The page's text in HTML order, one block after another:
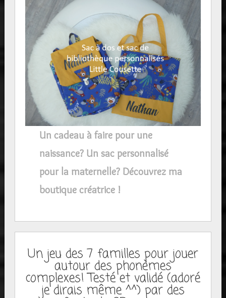
Un cadeau à faire pour une
naissance? Un sac personnalisé
pour la maternelle? Découvrez ma
boutique créatrice !
Un jeu des 7 familles pour jouer
autour des phonèmes
complexes! Testé et validé (adoré
je dirais même ^^) par des